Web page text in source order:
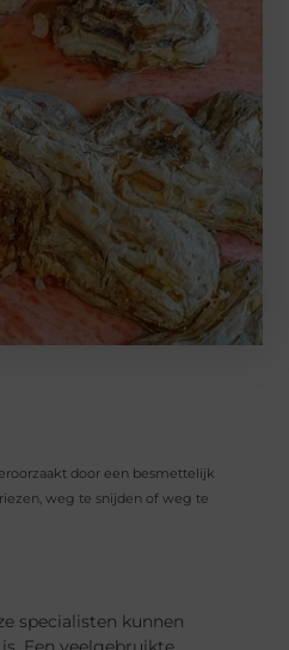
door een besmettelijk
weg te snijden of weg te
specialisten kunnen